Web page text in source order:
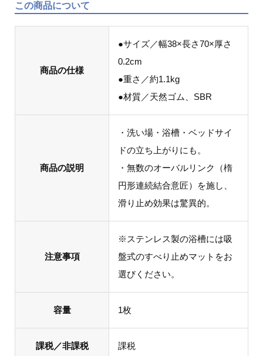
この商品について
商品の仕様
●サイズ／幅38×長さ70×厚さ
0.2cm
●重さ／約1.1kg
●材質／天然ゴム、SBR
商品の説明
・洗い場・浴槽・ベッドサイ
ドの立ち上がりにも。
・無数のオーバルリンク（楕
円形連続結合意匠）を施し、
滑り止め効果は驚異的。
注意事項
※ステンレス製の浴槽には吸
盤式のすべり止めマットをお
選びください。
容量 1枚
課税／非課税 課税